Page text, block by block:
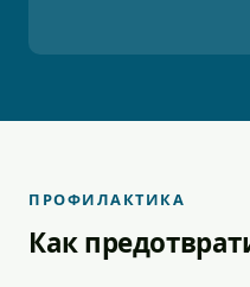
ПРОФИЛАКТИКА
Как